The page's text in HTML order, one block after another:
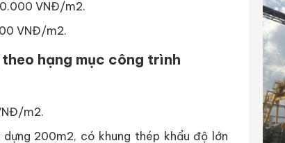
VNĐ/m2.
VNĐ/m2.
hạng mục công trình
m2.
200m2, có khung thép khẩu độ lớn